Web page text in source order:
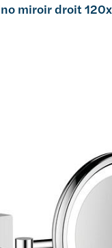
miroir droit